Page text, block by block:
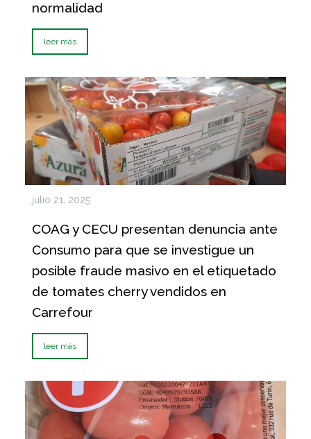
normalidad
leer más
julio 21, 2025
COAG y CECU presentan denuncia ante
Consumo para que se investigue un
posible fraude masivo en el etiquetado
de tomates cherry vendidos en
Carrefour
leer más